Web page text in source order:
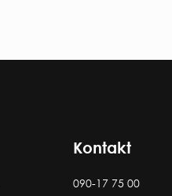
Kontakt
090-17 75 00